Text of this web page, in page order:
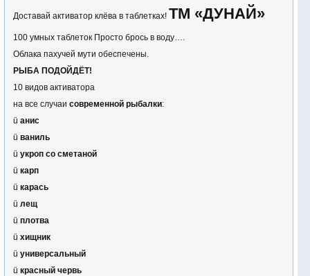
Доставай активатор клёва в таблетках! ТМ «ДУНАЙ»
100 умных таблеток Просто брось в воду….
Облака пахучей мути обеспечены.
РЫБА ПОДОЙДЁТ!
10 видов активатора
на все случаи современной рыбалки:
ü анис
ü ваниль
ü укроп со сметаной
ü карп
ü карась
ü лещ
ü плотва
ü хищник
ü универсальный
ü красный червь